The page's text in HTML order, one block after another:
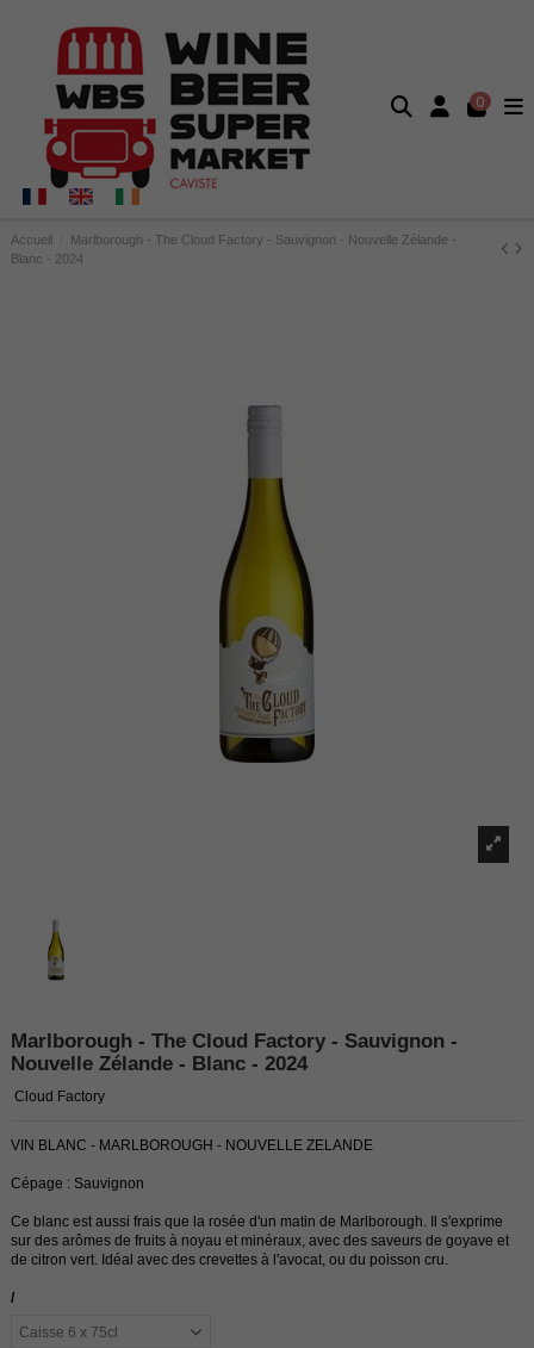
0
Accueil
Marlborough - The Cloud Factory - Sauvignon - Nouvelle Zélande -
Blanc - 2024
Marlborough - The Cloud Factory - Sauvignon -
Nouvelle Zélande - Blanc - 2024
Cloud Factory
VIN BLANC - MARLBOROUGH - NOUVELLE ZELANDE
Cépage : Sauvignon
Ce blanc est aussi frais que la rosée d'un matin de Marlborough. Il s'exprime
sur des arômes de fruits à noyau et minéraux, avec des saveurs de goyave et
de citron vert. Idéal avec des crevettes à l'avocat, ou du poisson cru.
/